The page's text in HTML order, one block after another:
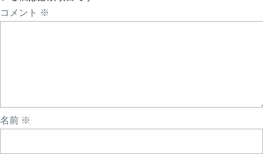
コメント ※
名前 ※